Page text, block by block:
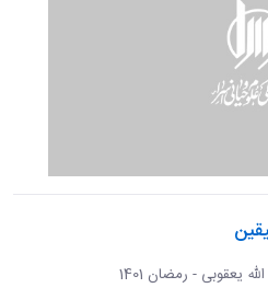
یعقوبی - رمضان 1401